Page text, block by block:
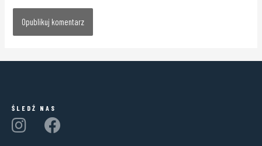
ŚLEDŹ NAS